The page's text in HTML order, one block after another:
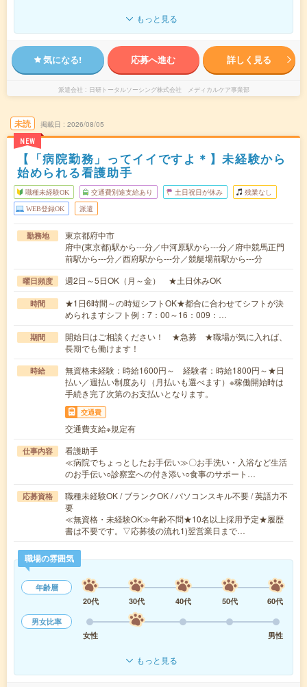
もっと見る
気になる! 応募へ進む 詳しく見る
派遣会社 日研トータルソーシング株式会社 メディカルケア事業部
未読
NEW
掲載日 2026/08/05
【「病院勤務」ってイイですよ＊】未経験から
始められる看護助手
職種未経験OK 交通費別途支給あり 土日祝日が休み 残業なし
WEB登録OK 派遣
勤務地
東京都府中市
府中(東京都)駅から---分／中河原駅から---分／府中競馬正門
前駅から---分／西府駅から---分／競艇場前駅から---分
曜日頻度 週2日～5日OK（月～金） ★土日休みOK
時間
★1日6時間～の時短シフトOK★都合に合わせてシフトが決
められますシフト例：7：00～16：009：…
期間
開始日はご相談ください！ ★急募 ★職場が気に入れば、
長期でも働けます！
時給
無資格未経験：時給1600円～ 経験者：時給1800円～★日
払い／週払い制度あり（月払いも選べます）※稼働開始時は
手続き完了次第のお支払いとなります。
交通費
交通費支給※規定有
仕事内容
看護助手
≪病院でちょっとしたお手伝い≫〇お手洗い・入浴など生活
のお手伝い○診察室への付き添い○食事のサポート…
応募資格
職種未経験OK / ブランクOK / パソコンスキル不要 / 英語力不
要
≪無資格・未経験OK≫年齢不問★10名以上採用予定★履歴
書は不要です。▽応募後の流れ1)翌営業日まで…
職場の雰囲気
年齢層
20代
30代 40代 50代
60代
男女比率
女性
男性
もっと見る